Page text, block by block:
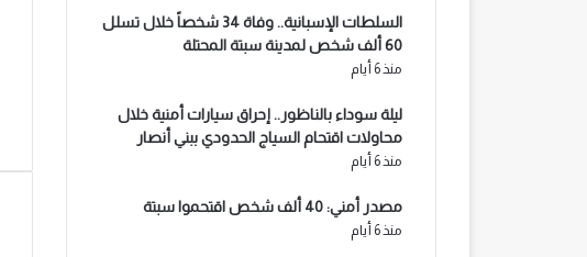
السلطات الإسبانية.. وفاة 34 شخصاً خلال تسلل
60 ألف شخص لمدينة سبتة المحتلة
منذ 6 أيام
ليلة سوداء بالناظور.. إحراق سيارات أمنية خلال
محاولات اقتحام السياج الحدودي ببني أنصار
منذ 6 أيام
مصدر أمني: 40 ألف شخص اقتحموا سبتة
منذ 6 أيام